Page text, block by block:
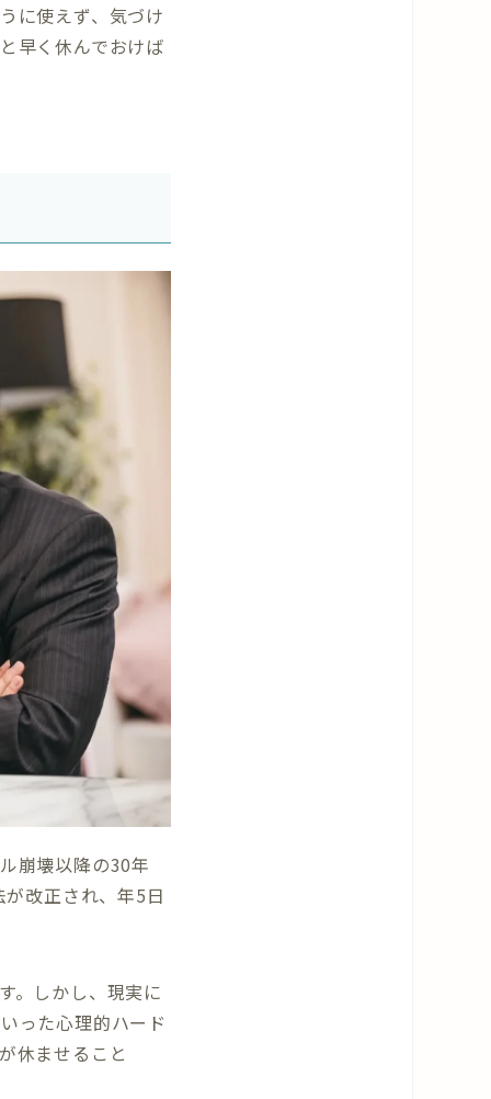
に使えず、気づけ
早く休んでおけば
崩壊以降の30年
改正され、年5日
。しかし、現実に
った心理的ハード
休ませること